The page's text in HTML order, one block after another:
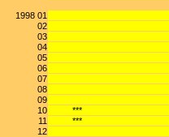
1998 01
02
03
04
05
06
07
08
09
10 ***
11
***
12